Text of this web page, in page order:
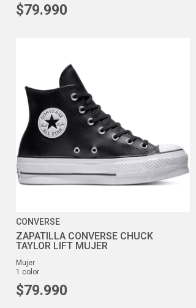
$79.990
CONVERSE
ZAPATILLA CONVERSE CHUCK
TAYLOR LIFT MUJER
mujer
1 color
$79.990